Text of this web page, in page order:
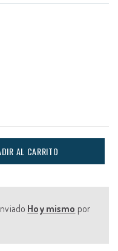
AL CARRITO
Hoy mismo por